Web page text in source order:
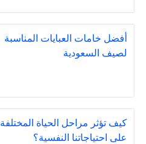
أفضل خامات العبايات المناسبة
لصيف السعودية
كيف تؤثر مراحل الحياة المختلفة
على احتياجاتنا النفسية؟